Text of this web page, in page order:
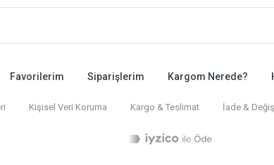
Favorilerim Siparişlerim Kargom Nerede?
Kişisel Veri Koruma Kargo & Teslimat İade &